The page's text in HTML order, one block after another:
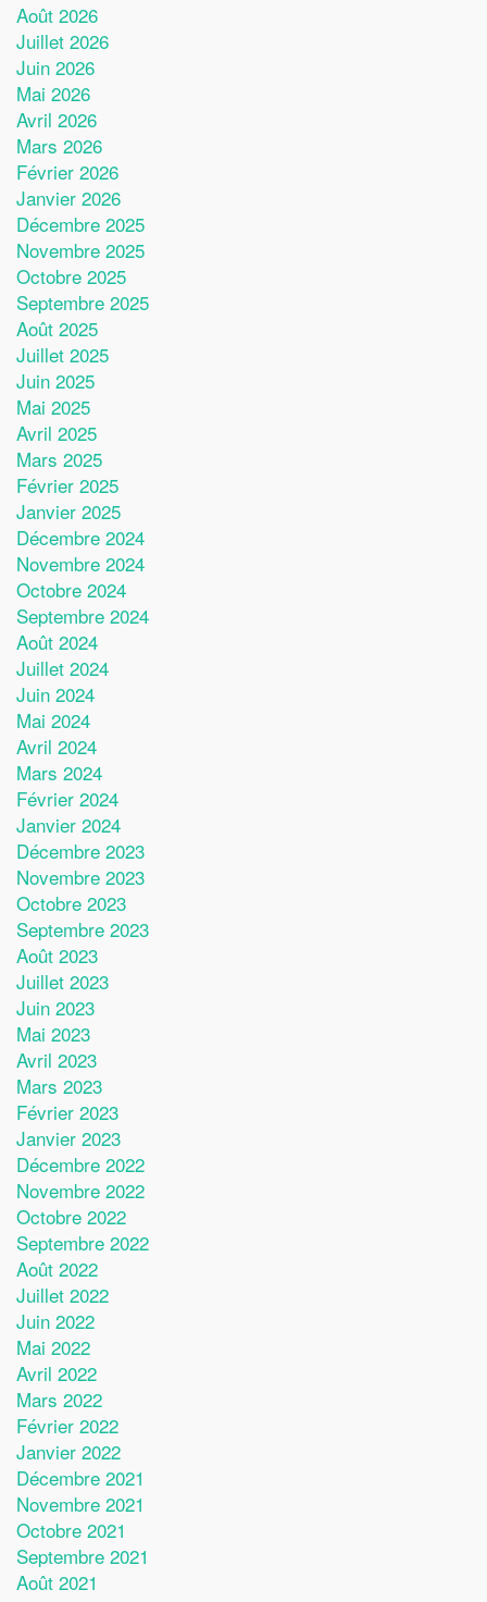
Août 2026
Juillet 2026
Juin 2026
Mai 2026
Avril 2026
Mars 2026
Février 2026
Janvier 2026
Décembre 2025
Novembre 2025
Octobre 2025
Septembre 2025
Août 2025
Juillet 2025
Juin 2025
Mai 2025
Avril 2025
Mars 2025
Février 2025
Janvier 2025
Décembre 2024
Novembre 2024
Octobre 2024
Septembre 2024
Août 2024
Juillet 2024
Juin 2024
Mai 2024
Avril 2024
Mars 2024
Février 2024
Janvier 2024
Décembre 2023
Novembre 2023
Octobre 2023
Septembre 2023
Août 2023
Juillet 2023
Juin 2023
Mai 2023
Avril 2023
Mars 2023
Février 2023
Janvier 2023
Décembre 2022
Novembre 2022
Octobre 2022
Septembre 2022
Août 2022
Juillet 2022
Juin 2022
Mai 2022
Avril 2022
Mars 2022
Février 2022
Janvier 2022
Décembre 2021
Novembre 2021
Octobre 2021
Septembre 2021
Août 2021